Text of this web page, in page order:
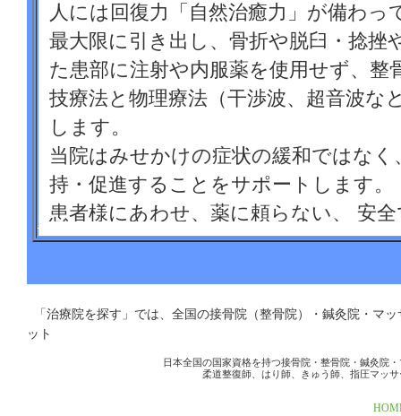
人には回復力「自然治癒力」が備わ
最大限に引き出し、骨折や脱臼・捻
た患部に注射や内服薬を使用せず、
技療法と物理療法（干渉波、超音波な
します。
当院はみせかけの症状の緩和ではな
持・促進することをサポートします。
患者様にあわせ、薬に頼らない、 安
ます。
方の為に、他の治療院以上に、症状
早期発見は、早期回復に繋がります
「治療院を探す」では、全国の接骨院（整骨院）・鍼灸院
ット
日本全国の国家資格を持つ接骨院・整骨院・鍼灸院
柔道整復師、はり師、きゅう師、指圧マッ